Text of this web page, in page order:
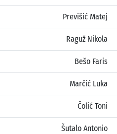
Previšić Matej
Raguž Nikola
Bešo Faris
Marčić Luka
Čolić Toni
Šutalo Antonio